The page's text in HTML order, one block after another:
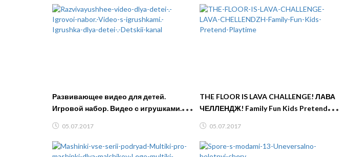
Развивающее видео для детей.
Игровой набор. Видео с игрушками.
05.07.2017
THE FLOOR IS LAVA CHALLENGE! ЛАВА
ЧЕЛЛЕНДЖ! Family Fun Kids Pretend
05.07.2017